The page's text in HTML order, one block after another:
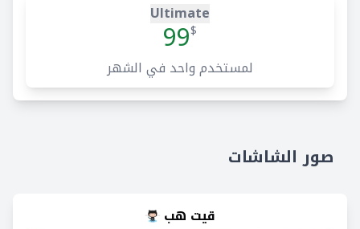
Ultimate
$
99
لمستخدم واحد في الشهر
صور الشاشات
قيت هب